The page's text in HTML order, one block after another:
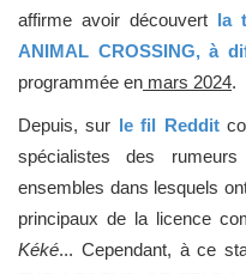
affirme avoir découvert la
ANIMAL CROSSING, à
programmée en mars 2024.
Depuis, sur le fil Reddit
spécialistes des
ensembles dans lesquels
principaux de la licence
Kéké... Cependant, à ce